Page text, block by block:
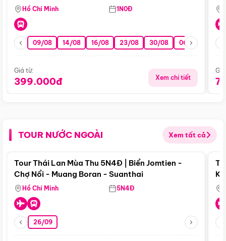
Hồ Chí Minh 1N0Đ
09/08 14/08 16/08 23/08 30/08 06/09 13/09
Giá từ:
399.000đ Xem chi tiết
TOUR NƯỚC NGOÀI Xem tất cả
Điểm nổi bật
Tour Thái Lan Mùa Thu 5N4Đ | Biển Jomtien -
Chợ Nổi - Muang Boran - Suanthai
Hồ Chí Minh 5N4Đ
26/09